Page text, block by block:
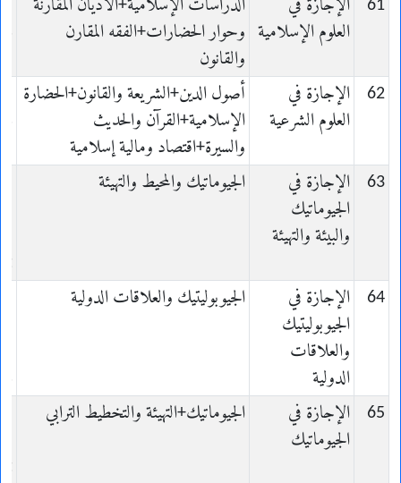
61
الإجازة في
العلوم الإسلامية
الدراسات الإسلامية+الأديان المقارنة
وحوار الحضارات+الفقه المقارن
والقانون
62
الإجازة في
العلوم الشرعية
أصول الدين+الشريعة والقانون+الحضارة
الإسلامية+القرآن والحديث
والسيرة+اقتصاد ومالية إسلامية
63
الإجازة في
الجيوماتيك
والبيئة والتهيئة
الجيوماتيك والمحيط والتهيئة
64
الإجازة في
الجيوبوليتيك
والعلاقات
الدولية
الجيوبوليتيك والعلاقات الدولية
65
الإجازة في
الجيوماتيك
الجيوماتيك+التهيئة والتخطيط الترابي